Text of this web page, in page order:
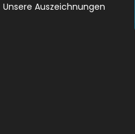
Unsere Auszeichnungen